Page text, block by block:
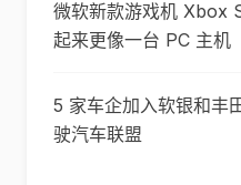
微软新款游戏机 Xbox
起来更像一台 PC 主机
5 家车企加入软银和丰
驶汽车联盟